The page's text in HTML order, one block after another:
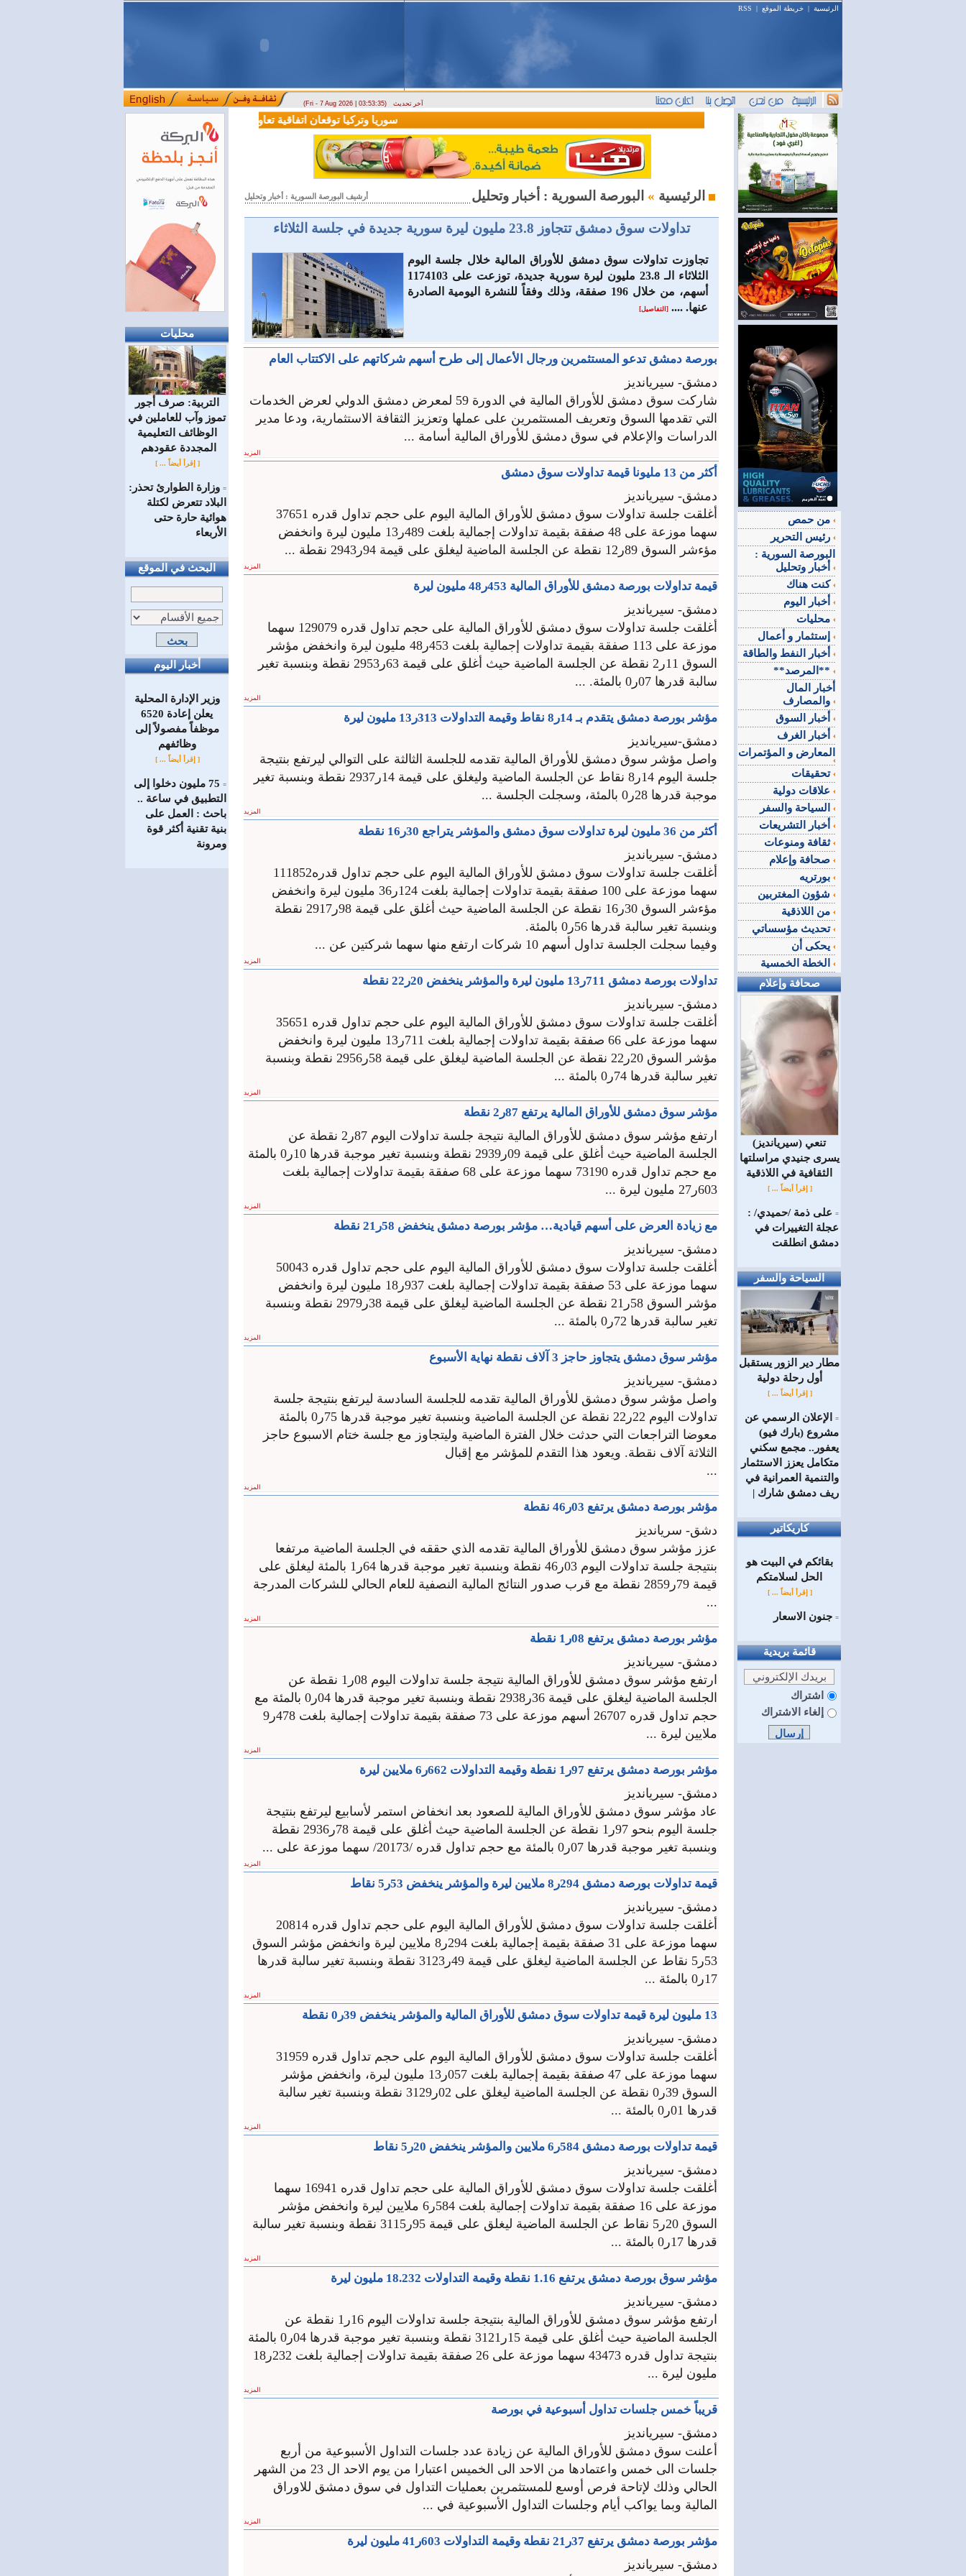
الرئيسية | خريطة الموقع |
RSS
(Fri - 7 Aug 2026 | 03:53:35) آخر تحديث
محليات
التربية: صرف أجور
تموز وآب للعاملين في
الوظائف ‏التعليمية
المجددة عقودهم ‏
[ إقرأ أيضاً ... ]
= وزارة الطوارئ تحذر:
البلاد تتعرض لكتلة
هوائية حارة حتى
الأربعاء
البحث في الموقع
أخبار اليوم
وزير الإدارة المحلية
يعلن إعادة 6520
موظفاً مفصولاً إلى
‏وظائفهم
[ إقرأ أيضاً ... ]
=
75 مليون دخلوا إلى
التطبيق في ساعة ..
باحث : العمل على
بنية تقنية أكثر قوة
ومرونة
سوريا وتركيا توقعان اتفاقية تعاون في مجالي التعليم العالي والبحث العلمي
أرشيف البورصة السورية : أخبار وتحليل الرئيسية »
‏تداولات سوق دمشق تتجاوز 23.8 مليون ليرة سورية جديدة في جلسة الثلاثاء
تجاوزت تداولات سوق دمشق للأوراق المالية خلال جلسة اليوم
الثلاثاء الـ 23.8 مليون ليرة سورية جديدة، توزعت على 1174103
أسهم، من خلال 196 صفقة، وذلك وفقاً للنشرة اليومية الصادرة
عنها. ....[التفاصيل]
بورصة دمشق تدعو المستثمرين ورجال الأعمال إلى طرح أسهم شركاتهم على الاكتتاب العام
دمشق- سيريانديز
شاركت سوق دمشق للأوراق المالية في الدورة 59 لمعرض دمشق الدولي لعرض الخدمات
التي تقدمها السوق وتعريف المستثمرين على عملها وتعزيز الثقافة الاستثمارية، ودعا مدير
الدراسات والإعلام في سوق دمشق للأوراق المالية أسامة ...
المزيد
أكثر من 13 مليونا قيمة تداولات سوق دمشق
دمشق- سيريانديز
أغلقت جلسة تداولات سوق دمشق للأوراق المالية اليوم على حجم تداول قدره 37651
سهما موزعة على 48 صفقة بقيمة تداولات إجمالية بلغت 489ر13 مليون ليرة وانخفض
مؤءشر السوق 89ر12 نقطة عن الجلسة الماضية ليغلق على قيمة 94ر2943 نقطة ...
المزيد
قيمة تداولات بورصة دمشق للأوراق المالية 453ر48 مليون ليرة
دمشق- سيريانديز
أغلقت جلسة تداولات سوق دمشق للأوراق المالية على حجم تداول قدره 129079 سهما
موزعة على 113 صفقة بقيمة تداولات إجمالية بلغت 453ر48 مليون ليرة وانخفض مؤشر
السوق 11ر2 نقطة عن الجلسة الماضية حيث أغلق على قيمة 63ر2953 نقطة وبنسبة تغير
سالبة قدرها 07ر0 بالمئة. ...
المزيد
مؤشر بورصة دمشق يتقدم بـ 14ر8 نقاط وقيمة التداولات 313ر13 مليون ليرة
دمشق-سيريانديز
واصل مؤشر سوق دمشق للأوراق المالية تقدمه للجلسة الثالثة على التوالي ليرتفع بنتيجة
جلسة اليوم 14ر8 نقاط عن الجلسة الماضية وليغلق على قيمة 14ر2937 نقطة وبنسبة تغير
موجبة قدرها 28ر0 بالمئة، وسجلت الجلسة ...
المزيد
أكثر من 36 مليون ليرة تداولات سوق دمشق والمؤشر يتراجع 30ر16 نقطة
دمشق- سيريانديز
أغلقت جلسة تداولات سوق دمشق للأوراق المالية اليوم على حجم تداول قدره111852
سهما موزعة على 100 صفقة بقيمة تداولات إجمالية بلغت 124ر36 مليون ليرة وانخفض
مؤءشر السوق 30ر16 نقطة عن الجلسة الماضية حيث أغلق على قيمة 98ر2917 نقطة
وبنسبة تغير سالبة قدرها 56ر0 بالمئة.
وفيما سجلت الجلسة تداول أسهم 10 شركات ارتفع منها سهما شركتين عن ...
المزيد
تداولات بورصة دمشق 711ر13 مليون ليرة والمؤشر ينخفض 20ر22 نقطة
دمشق- سيريانديز
أغلقت جلسة تداولات سوق دمشق للأوراق المالية اليوم على حجم تداول قدره 35651
سهما موزعة على 66 صفقة بقيمة تداولات إجمالية بلغت 711ر13 مليون ليرة وانخفض
مؤشر السوق 20ر22 نقطة عن الجلسة الماضية ليغلق على قيمة 58ر2956 نقطة وبنسبة
تغير سالبة قدرها 74ر0 بالمئة ...
المزيد
مؤشر سوق دمشق للأوراق المالية يرتفع 87ر2 نقطة
ارتفع مؤشر سوق دمشق للأوراق المالية نتيجة جلسة تداولات اليوم 87ر2 نقطة عن
الجلسة الماضية حيث أغلق على قيمة 09ر2939 نقطة وبنسبة تغير موجبة قدرها 10ر0 بالمئة
مع حجم تداول قدره 73190 سهما موزعة على 68 صفقة بقيمة تداولات إجمالية بلغت
603ر27 مليون ليرة ...
المزيد
مع زيادة العرض على أسهم قيادية… مؤشر بورصة دمشق ينخفض 58ر21 نقطة
دمشق- سيريانديز
أغلقت جلسة تداولات سوق دمشق للأوراق المالية اليوم على حجم تداول قدره 50043
سهما موزعة على 53 صفقة بقيمة تداولات إجمالية بلغت 937ر18 مليون ليرة وانخفض
مؤشر السوق 58ر21 نقطة عن الجلسة الماضية ليغلق على قيمة 38ر2979 نقطة وبنسبة
تغير سالبة قدرها 72ر0 بالمئة ...
المزيد
مؤشر سوق دمشق يتجاوز حاجز 3 آلاف نقطة نهاية الأسبوع
دمشق- سيريانديز
واصل مؤشر سوق دمشق للأوراق المالية تقدمه للجلسة السادسة ليرتفع بنتيجة جلسة
تداولات اليوم 22ر22 نقطة عن الجلسة الماضية وبنسبة تغير موجبة قدرها 75ر0 بالمئة
معوضا التراجعات التي حدثت خلال الفترة الماضية وليتجاوز مع جلسة ختام الاسبوع حاجز
الثلاثة آلاف نقطة. ويعود هذا التقدم للمؤشر مع إقبال
...
المزيد
مؤشر بورصة دمشق يرتفع 03ر46 نقطة
دشق- سريانديز
عزز مؤشر سوق دمشق للأوراق المالية تقدمه الذي حققه في الجلسة الماضية مرتفعا
بنتيجة جلسة تداولات اليوم 03ر46 نقطة وبنسبة تغير موجبة قدرها 64ر1 بالمئة ليغلق على
قيمة 79ر2859 نقطة مع قرب صدور النتائج المالية النصفية للعام الحالي للشركات المدرجة
...
المزيد
مؤشر بورصة دمشق يرتفع 08ر1 نقطة
دمشق- سيريانديز
ارتفع مؤشر سوق دمشق للأوراق المالية نتيجة جلسة تداولات اليوم 08ر1 نقطة عن
الجلسة الماضية ليغلق على قيمة 36ر2938 نقطة وبنسبة تغير موجبة قدرها 04ر0 بالمئة مع
حجم تداول قدره 26707 أسهم موزعة على 73 صفقة بقيمة تداولات إجمالية بلغت 478ر9
ملايين ليرة ...
المزيد
مؤشر بورصة دمشق يرتفع 97ر1 نقطة وقيمة التداولات 662ر6 ملايين ليرة
دمشق- سيريانديز
عاد مؤشر سوق دمشق للأوراق المالية للصعود بعد انخفاض استمر لأسابيع ليرتفع بنتيجة
جلسة اليوم بنحو 97ر1 نقطة عن الجلسة الماضية حيث أغلق على قيمة 78ر2936 نقطة
وبنسبة تغير موجبة قدرها 07ر0 بالمئة مع حجم تداول قدره /20173/ سهما موزعة على ...
المزيد
قيمة تداولات بورصة دمشق 294ر8 ملايين ليرة والمؤشر ينخفض 53ر5 نقاط
دمشق- سيريانديز
أغلقت جلسة تداولات سوق دمشق للأوراق المالية اليوم على حجم تداول قدره 20814
سهما موزعة على 31 صفقة بقيمة إجمالية بلغت 294ر8 ملايين ليرة وانخفض مؤشر السوق
53ر5 نقاط عن الجلسة الماضية ليغلق على قيمة 49ر3123 نقطة وبنسبة تغير سالبة قدرها
17ر0 بالمئة ...
المزيد
13 مليون ليرة قيمة تداولات سوق دمشق للأوراق المالية والمؤشر ينخفض 39ر0 نقطة
دمشق- سيريانديز
أغلقت جلسة تداولات سوق دمشق للأوراق المالية اليوم على حجم تداول قدره 31959
سهما موزعة على 47 صفقة بقيمة إجمالية بلغت 057ر13 مليون ليرة، وانخفض مؤشر
السوق 39ر0 نقطة عن الجلسة الماضية ليغلق على 02ر3129 نقطة وبنسبة تغير سالبة
قدرها 01ر0 بالمئة ...
المزيد
قيمة تداولات بورصة دمشق 584ر6 ملايين والمؤشر ينخفض 20ر5 نقاط
دمشق- سيريانديز
أغلقت جلسة تداولات سوق دمشق للأوراق المالية على حجم تداول قدره 16941 سهما
موزعة على 16 صفقة بقيمة تداولات إجمالية بلغت 584ر6 ملايين ليرة وانخفض مؤشر
السوق 20ر5 نقاط عن الجلسة الماضية ليغلق على قيمة 95ر3115 نقطة وبنسبة تغير سالبة
قدرها 17ر0 بالمئة ...
المزيد
مؤشر سوق بورصة دمشق يرتفع 1.16 نقطة وقيمة التداولات 18.232 مليون ليرة
دمشق- سيريانديز
ارتفع مؤشر سوق دمشق للأوراق المالية بنتيجة جلسة تداولات اليوم 16ر1 نقطة عن
الجلسة الماضية حيث أغلق على قيمة 15ر3121 نقطة وبنسبة تغير موجبة قدرها 04ر0 بالمئة
بنتيجة تداول قدره 43473 سهما موزعة على 26 صفقة بقيمة تداولات إجمالية بلغت 232ر18
مليون ليرة ...
المزيد
قريباً خمس جلسات تداول أسبوعية في بورصة
دمشق- سيريانديز
أعلنت سوق دمشق للأوراق المالية عن زيادة عدد جلسات التداول الأسبوعية من أربع
جلسات الى خمس واعتمادها من الاحد الى الخميس اعتبارا من يوم الاحد ال 23 من الشهر
الحالي وذلك لإتاحة فرص أوسع للمستثمرين بعمليات التداول في سوق دمشق للاوراق
المالية وبما يواكب أيام وجلسات التداول الأسبوعية في ...
المزيد
مؤشر بورصة دمشق يرتفع 37ر21 نقطة وقيمة التداولات 603ر41 مليون ليرة
دمشق- سيريانديز
البورصة السورية :
كنت هناك
**المرصد**
أخبار المال
المعارض و المؤتمرات
تحقيقات
ثقافة ومنوعات
تحديث مؤسساتي
صحافة وإعلام
(سيريانديز) تنعي
يسرى جنيدي مراسلتها
الثقافية في اللاذقية
[ إقرأ أيضاً ... ]
= على ذمة /حميدي/ :
عجلة التغييرات في
دمشق انطلقت
السياحة والسفر
مطار دير الزور يستقبل
أول رحلة دولية
[ إقرأ أيضاً ... ]
=
الإعلان الرسمي عن
مشروع (بارك فيو)
يعفور.. مجمع سكني
متكامل يعزز الاستثمار
والتنمية العمرانية في
ريف دمشق شارك |
كاريكاتير
بقائكم في البيت هو
الحل لسلامتكم
[ إقرأ أيضاً ... ]
= جنون الاسعار
قائمة بريدية
اشتراك
إلغاء الاشتراك